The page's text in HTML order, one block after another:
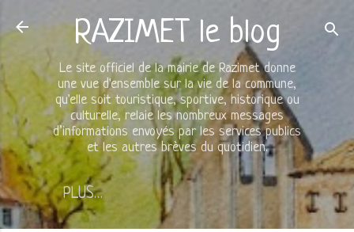
Accéder au contenu principal
RAZIMET le blog
Le site officiel de la mairie de Razimet donne
une vue d'ensemble sur la vie de la commune,
qu'elle soit touristique, sportive, historique ou
culturelle, relaie les nombreux messages
d’informations envoyés par les services publics
et les autres brèves du quotidien.
PLUS…